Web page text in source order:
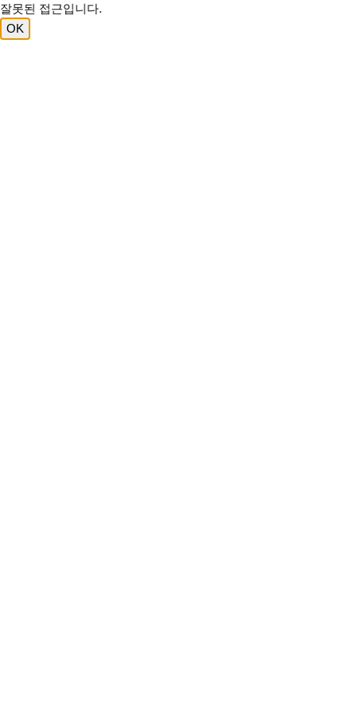
잘못된 접근입니다.
OK